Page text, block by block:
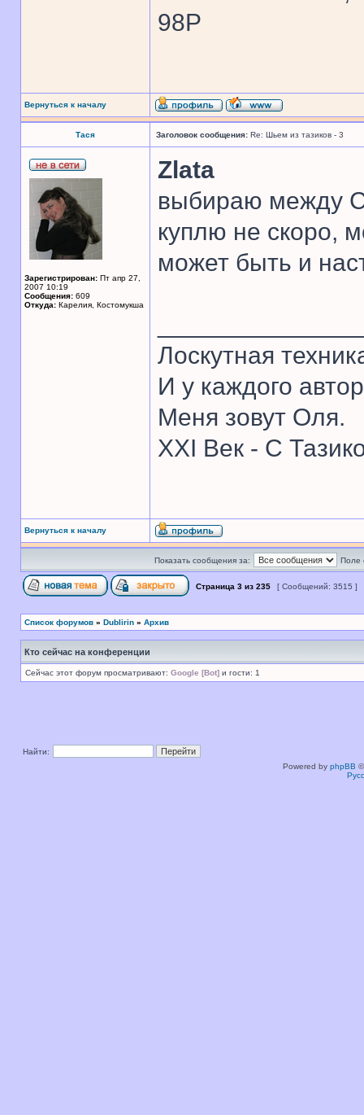
98P
Вернуться к началу
Тася Заголовок сообщения: Re: Шьем из тазиков - 3
Зарегистрирован: Пт апр 27,
2007 10:19
Сообщения: 609
Откуда: Карелия, Костомукша
Zlata
выбираю между
куплю не скоро,
может быть и
Лоскутная
И у каждого
Меня зовут Оля.
XXI Век - С
Вернуться к началу
Показать сообщения за: Поле
Страница 3 из 235 [ Сообщений: 3515 ]
Список форумов » Dublirin » Архив
Кто сейчас на конференции
Сейчас этот форум просматривают: Google [Bot] и гости: 1
Найти:
Powered by phpBB